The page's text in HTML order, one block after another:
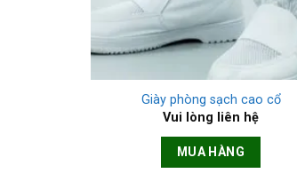
Giày phòng sạch cao cổ
Vui lòng liên hệ
MUA HÀNG